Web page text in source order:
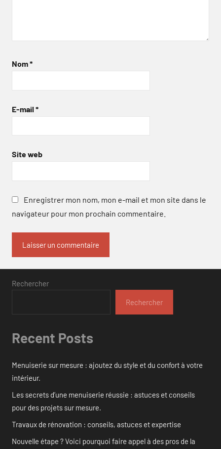
Nom*
E-mail *
Site web
Enregistrer mon nom, mon e-mail et mon site dans le
navigateur pour mon prochain commentaire.
Rechercher
Rechercher
Recent Posts
Menuiserie sur mesure : ajoutez du style et du confort à votre
intérieur.
Les secrets d’une menuiserie réussie : astuces et conseils
pour des projets sur mesure.
Travaux de rénovation : conseils, astuces et expertise
Nouvelle étape ? Voici pourquoi faire appel à des pros de la